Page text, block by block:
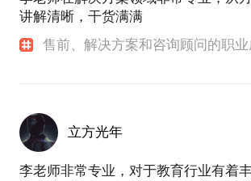
讲解清晰，干货满满
售前、解决方案和咨询顾问的职业
立方光年
李老师非常专业，对于教育行业有着